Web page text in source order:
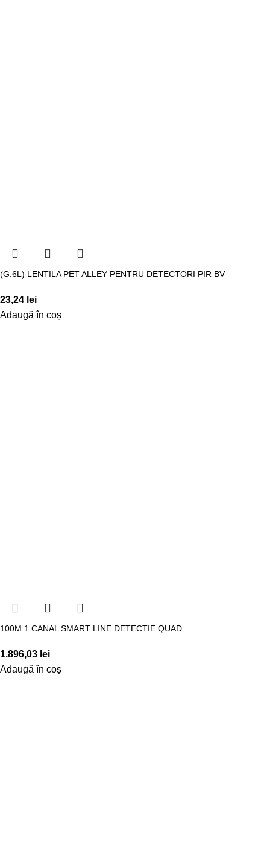
(G:6L) LENTILA PET ALLEY PENTRU DETECTORI PIR BV
23,24 lei
Adaugă în coș
100M 1 CANAL SMART LINE DETECTIE QUAD
1.896,03 lei
Adaugă în coș